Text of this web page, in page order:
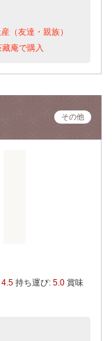
（友達・親族）
庵で購入
その他
4.5 持ち運び: 5.0 賞味